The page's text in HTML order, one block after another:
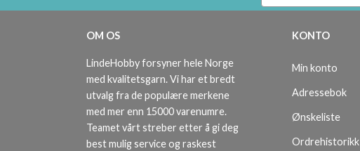
OM OS
LindeHobby forsyner hele Norge
med kvalitetsgarn. Vi har et bredt
utvalg fra de populære merkene
med mer enn 15000 varenumre.
Teamet vårt streber etter å gi deg
best mulig service og raskest
KONTO
Min konto
Adressebok
Ønskeliste
Ordrehistorikk